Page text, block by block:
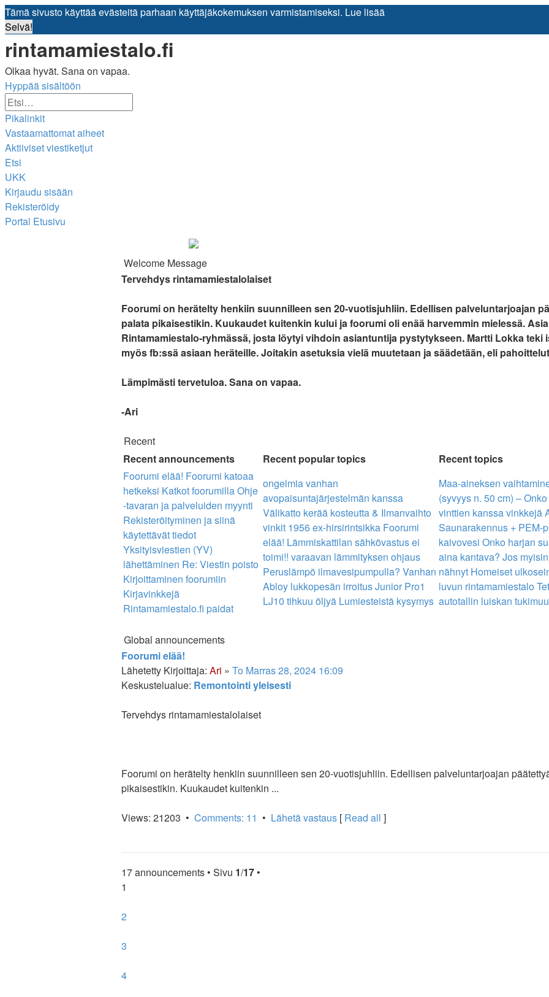
Tämä sivusto käyttää evästeitä parhaan käyttäjäkokemuksen varmistamiseksi. Lue lisää
Selvä!
rintamamiestalo.fi
Olkaa hyvät. Sana on vapaa.
Hyppää sisältöön
Pikalinkit
Vastaamattomat aiheet
Aktiiviset viestiketjut
Etsi
UKK
Kirjaudu sisään
Rekisteröidy
Portal Etusivu
Welcome Message
Tervehdys rintamamiestalolaiset
Foorumi on herätelty henkiin suunnilleen sen 20-vuotisjuhliin. Edellisen palveluntarjoajan
palata pikaisestikin. Kuukaudet kuitenkin kului ja foorumi oli enää harvemmin mielessä.
Rintamamiestalo-ryhmässä, josta löytyi vihdoin asiantuntija pystytykseen. Martti Lokka
myös fb:ssä asiaan heräteille. Joitakin asetuksia vielä muutetaan ja säädetään, eli
Lämpimästi tervetuloa. Sana on vapaa.
-Ari
Recent
Recent announcements
Recent popular topics
Recent topics
Foorumi elää! Foorumi katoaa
hetkeksi Katkot foorumillaOhje
-tavaran ja palveluiden myynti
Rekisteröityminen ja siinä
käytettävät tiedot
Yksityisviestien (YV)
lähettäminen Re: Viestin poisto
Kirjoittaminen foorumiin
Kirjavinkkejä
Rintamamiestalo.fi paidat
ongelmia vanhan
avopaisuntajärjestelmän kanssa
Välikatto kerää kosteutta & Ilmanvaihto
vinkit 1956 ex-hirsirintsikka Foorumi
elää! Lämmiskattilan sähkövastus ei
toimi!! varaavan lämmityksen ohjaus
Peruslämpö ilmavesipumpulla? Vanhan
Abloy lukkopesän irroitusJunior Pro1
LJ10 tihkuu öljyä Lumiesteistä kysymys
Maa-aineksen
(syvyys n. 50 cm) –
vinttien kanssa vinkkejä
Saunarakennus + PEM-
kaivovesi Onko harjan
aina kantava? Jos
nähnyt Homeiset
luvun rintamamiestalo
autotallin luiskan
Global announcements
Viesti
Foorumi elää!
Lähetetty Kirjoittaja: Ari » To Marras 28, 2024 16:09
Keskustelualue: Remontointi yleisesti
Tervehdys rintamamiestalolaiset
Foorumi on herätelty henkiin suunnilleen sen 20-vuotisjuhliin. Edellisen palveluntarjoajan
pikaisestikin. Kuukaudet kuitenkin ...
Views: 21203 • Comments: 11 • Lähetä vastaus [ Read all ]
17 announcements • Sivu 1/17 •
1
2
3
4